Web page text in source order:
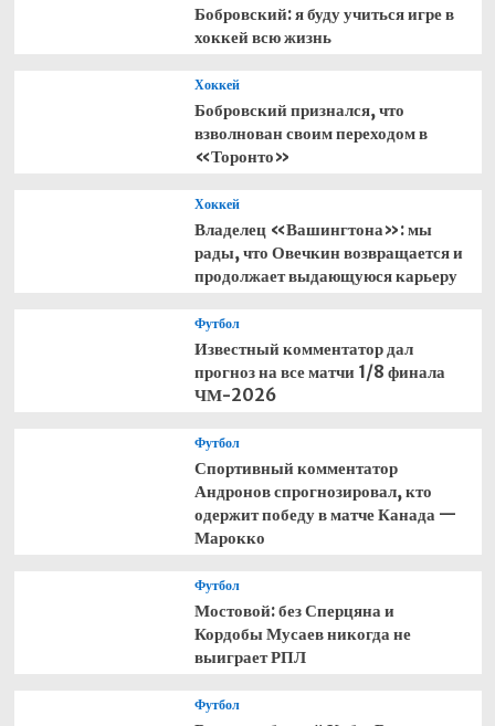
Бобровский: я буду учиться игре в
хоккей всю жизнь
Хоккей
Бобровский признался, что
взволнован своим переходом в
«Торонто»
Хоккей
Владелец «Вашингтона»: мы
рады, что Овечкин возвращается и
продолжает выдающуюся карьеру
Футбол
Известный комментатор дал
прогноз на все матчи 1/8 финала
ЧМ-2026
Футбол
Спортивный комментатор
Андронов спрогнозировал, кто
одержит победу в матче Канада —
Марокко
Футбол
Мостовой: без Сперцяна и
Кордобы Мусаев никогда не
выиграет РПЛ
Футбол